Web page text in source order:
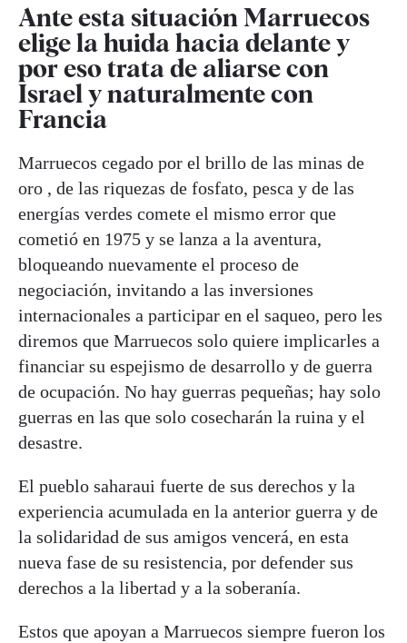
Ante esta situación Marruecos
elige la huida hacia delante y
por eso trata de aliarse con
Israel y naturalmente con
Francia
Marruecos cegado por el brillo de las minas de
oro , de las riquezas de fosfato, pesca y de las
energías verdes comete el mismo error que
cometió en 1975 y se lanza a la aventura,
bloqueando nuevamente el proceso de
negociación, invitando a las inversiones
internacionales a participar en el saqueo, pero les
diremos que Marruecos solo quiere implicarles a
financiar su espejismo de desarrollo y de guerra
de ocupación. No hay guerras pequeñas; hay solo
guerras en las que solo cosecharán la ruina y el
desastre.
El pueblo saharaui fuerte de sus derechos y la
experiencia acumulada en la anterior guerra y de
la solidaridad de sus amigos vencerá, en esta
nueva fase de su resistencia, por defender sus
derechos a la libertad y a la soberanía.
Estos que apoyan a Marruecos siempre fueron los